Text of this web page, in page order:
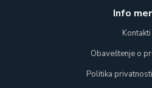
Info
Kontakti
Obaveštenje o
Politika